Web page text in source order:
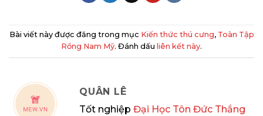
Bài viết này được đăng trong mục Kiến thức thú cưng, Toàn Tập
Rồng Nam Mỹ. Đánh dấu liên kết này.
QUÂN LÊ
Tốt nghiệp Đại Học Tôn Đức Thắng